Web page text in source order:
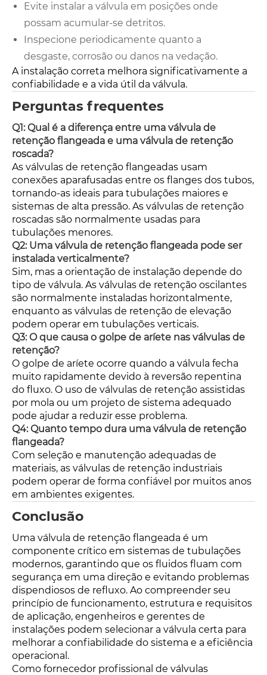
Evite instalar a válvula em posições onde
possam acumular-se detritos.
Inspecione periodicamente quanto a
desgaste, corrosão ou danos na vedação.
A instalação correta melhora significativamente a
confiabilidade e a vida útil da válvula.
Perguntas frequentes
Q1: Qual é a diferença entre uma válvula de
retenção flangeada e uma válvula de retenção
roscada?
As válvulas de retenção flangeadas usam
conexões aparafusadas entre os flanges dos tubos,
tornando-as ideais para tubulações maiores e
sistemas de alta pressão. As válvulas de retenção
roscadas são normalmente usadas para
tubulações menores.
Q2: Uma válvula de retenção flangeada pode ser
instalada verticalmente?
Sim, mas a orientação de instalação depende do
tipo de válvula. As válvulas de retenção oscilantes
são normalmente instaladas horizontalmente,
enquanto as válvulas de retenção de elevação
podem operar em tubulações verticais.
Q3: O que causa o golpe de aríete nas válvulas de
retenção?
O golpe de aríete ocorre quando a válvula fecha
muito rapidamente devido à reversão repentina
do fluxo. O uso de válvulas de retenção assistidas
por mola ou um projeto de sistema adequado
pode ajudar a reduzir esse problema.
Q4: Quanto tempo dura uma válvula de retenção
flangeada?
Com seleção e manutenção adequadas de
materiais, as válvulas de retenção industriais
podem operar de forma confiável por muitos anos
em ambientes exigentes.
Conclusão
Uma válvula de retenção flangeada é um
componente crítico em sistemas de tubulações
modernos, garantindo que os fluidos fluam com
segurança em uma direção e evitando problemas
dispendiosos de refluxo. Ao compreender seu
princípio de funcionamento, estrutura e requisitos
de aplicação, engenheiros e gerentes de
instalações podem selecionar a válvula certa para
melhorar a confiabilidade do sistema e a eficiência
operacional.
Como fornecedor profissional de válvulas